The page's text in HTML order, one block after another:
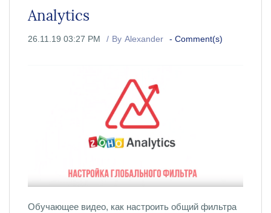
Analytics
26.11.19 03:27 PM By Alexander - Comment(s)
Обучающее видео, как настроить общий фильтра